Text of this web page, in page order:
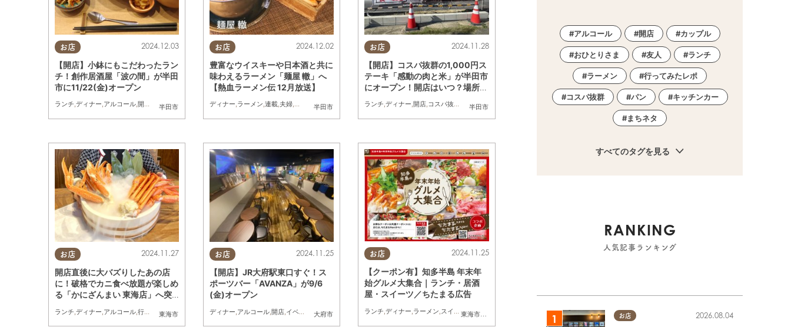
お店
半田市
2024.12.03
【開店】小鉢にもこだわったラン
チ！創作居酒屋「波の間」が半田
市に11/22(金)オープン
ランチ,ディナー,アルコール,開店 まちネタ
お店
半田市
2024.12.02
豊富なウイスキーや日本酒と共に
味わえるラーメン「麺屋 轍」へ
【熱血ラーメン伝 12月放送】
ディナー,ラーメン,連載,夫婦,おひとりさま
お店
半田市
2024.11.28
【開店】コスパ抜群の1,000円ス
テーキ「感動の肉と米」が半田市
にオープン！開店はいつ？場所は
ランチ,ディナー,開店,コスパ抜群
お店
東海市
2024.11.27
開店直後に大バズりしたあの店
に！破格でカニ食べ放題が楽しめ
る「かにざんまい 東海店」へ突
ランチ ディナー アルコール 行ってみたレポ
お店
大府市
2024.11.25
【開店】JR大府駅東口すぐ！ス
ポーツバー「AVANZA」が9/6
(金)オープン
ディナー アルコール ,開店 イベント ,家族,友人
お店
東海市
,大府市
2024.11.25
【クーポン有】知多半島 年末年
始グルメ大集合｜ランチ・居酒
屋・スイーツ／ちたまる広告
ランチ,ディナー,ラーメン,スイーツ ,ちたまるスタイル掲載店 ちたまる広告,クーポン
アルコール 開店 カップル
おひとりさま 友人 ランチ
ラーメン 行ってみたレポ
コスパ抜群 パン キッチンカー
まちネタ
すべてのタグを見る
RANKING
人気記事ランキング
お店 2026.08.04